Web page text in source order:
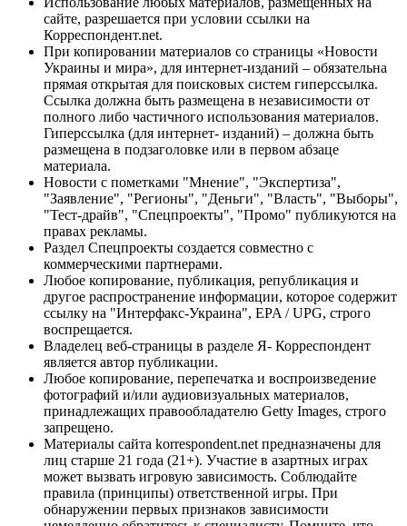
сайте, разрешается при условии ссылки на
Корреспондент.net.
При копировании материалов со страницы «Новости
Украины и мира», для интернет-изданий – обязательна
прямая открытая для поисковых систем гиперссылка.
Ссылка должна быть размещена в независимости от
полного либо частичного использования материалов.
Гиперссылка (для интернет- изданий) – должна быть
размещена в подзаголовке или в первом абзаце
материала.
Новости с пометками "Мнение", "Экспертиза",
"Заявление", "Регионы", "Деньги", "Власть", "Выборы",
"Тест-драйв", "Спецпроекты", "Промо" публикуются на
правах рекламы.
Раздел Спецпроекты создается совместно с
коммерческими партнерами.
Любое копирование, публикация, републикация и
другое распространение информации, которое содержит
ссылку на "Интерфакс-Украина", EPA / UPG, строго
воспрещается.
Владелец веб-страницы в разделе Я- Корреспондент
является автор публикации.
Любое копирование, перепечатка и воспроизведение
фотографий и/или аудиовизуальных материалов,
принадлежащих правообладателю Getty Images, строго
запрещено.
Материалы сайта korrespondent.net предназначены для
лиц старше 21 года (21+). Участие в азартных играх
может вызвать игровую зависимость. Соблюдайте
правила (принципы) ответственной игры. При
обнаружении первых признаков зависимости